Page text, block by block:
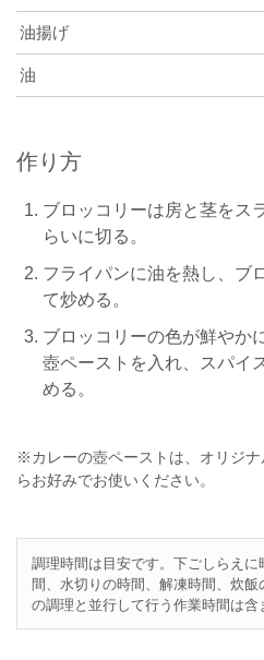
油揚げ
油
作り方
ブロッコリーは房と茎をス
らいに切る。
フライパンに油を熱し、ブ
て炒める。
ブロッコリーの色が鮮やか
壺ペーストを入れ、スパイ
める。
※カレーの壺ペーストは、オリジ
らお好みでお使いください。
調理時間は目安です。下ごしらえ
間、水切りの時間、解凍時間、炊
の調理と並行して行う作業時間は含